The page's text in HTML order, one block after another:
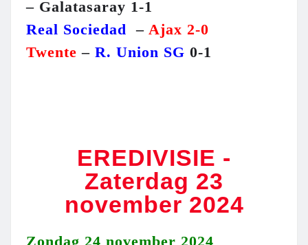
– Galatasaray 1-1
Real Sociedad – Ajax 2-0
Twente – R. Union SG 0-1
EREDIVISIE -
Zaterdag 23
november 2024
Zondag 24 november 2024